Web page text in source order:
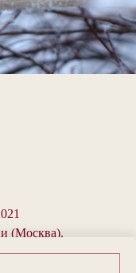
(Москва).